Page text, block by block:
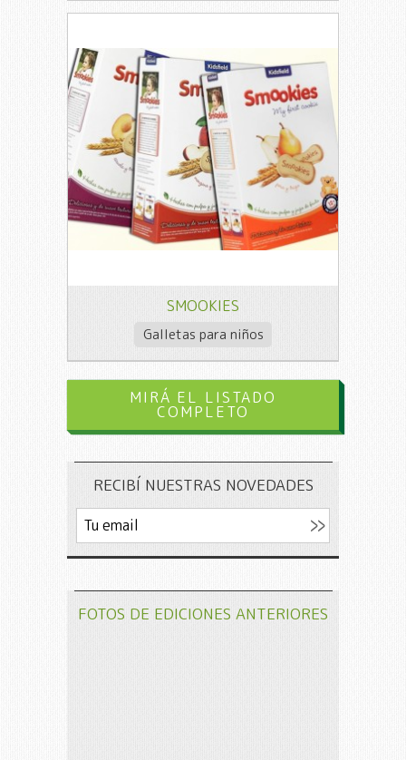
SMOOKIES
Galletas para niños
MIRÁ EL LISTADO
COMPLETO
RECIBÍ NUESTRAS NOVEDADES
FOTOS DE EDICIONES ANTERIORES